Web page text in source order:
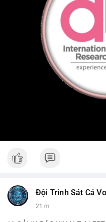
Đội Trinh Sát Cá
21 m